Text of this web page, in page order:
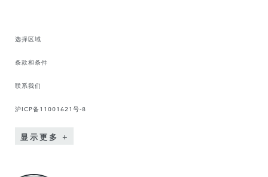
选择区域
条款和条件
联系我们
沪ICP备11001621号-8
显示更多